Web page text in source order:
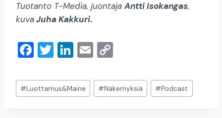
Tuotanto T-Media, juontajaAntti Isokangas,
kuvaJuha Kakkuri.
F
c
e
T
tt
er
Li
k
e
E
ai
l
p
y
Post
Tags:
#Luottamus&Maine #Näkemyksiä #Podcast